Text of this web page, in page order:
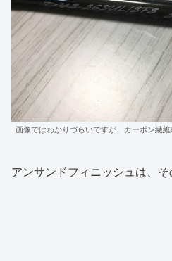
画像ではわかりづらいですが、カーボン繊維
アンサンドフィニッシュは、そ